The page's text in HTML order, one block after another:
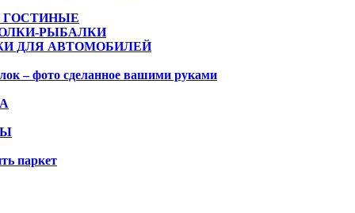
ГОСТИНЫЕ
РЫБАЛКИ
ДЛЯ АВТОМОБИЛЕЙ
– фото сделанное вашими руками
паркет